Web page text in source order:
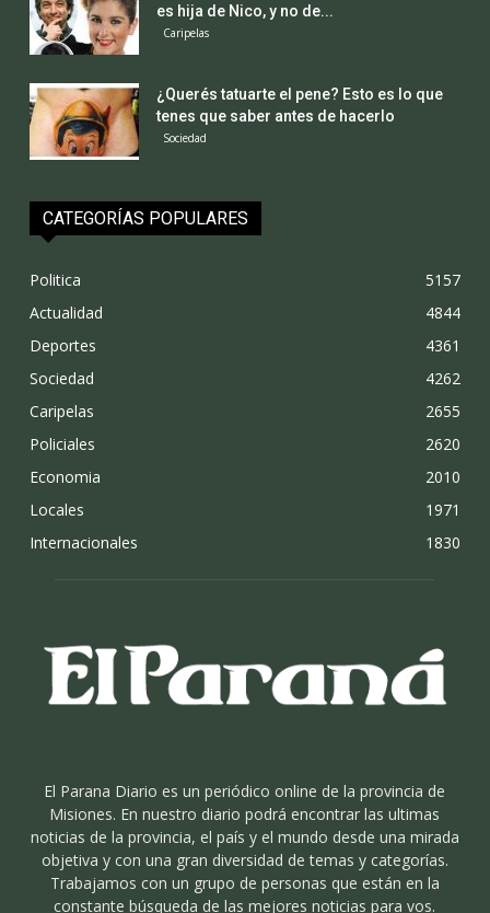
es hija de Nico, y no de...
Caripelas
¿Querés tatuarte el pene? Esto es lo que
tenes que saber antes de hacerlo
Sociedad
CATEGORÍAS POPULARES
Politica
5157
Actualidad
4844
Deportes
4361
Sociedad
4262
Caripelas
2655
Policiales
2620
Economia
2010
Locales
1971
Internacionales
1830
El Parana Diario es un periódico online de la provincia de
Misiones. En nuestro diario podrá encontrar las ultimas
noticias de la provincia, el país y el mundo desde una mirada
objetiva y con una gran diversidad de temas y categorías.
Trabajamos con un grupo de personas que están en la
constante búsqueda de las mejores noticias para vos.